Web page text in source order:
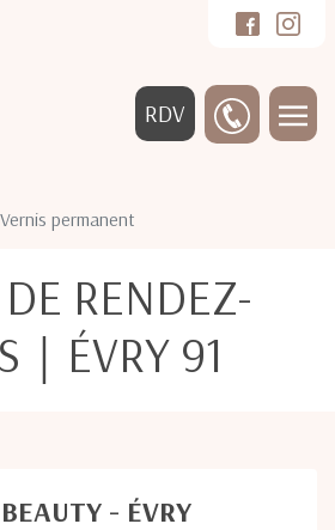
RDV
Vernis permanent
DE RENDEZ-
｜ÉVRY 91
- ÉVRY